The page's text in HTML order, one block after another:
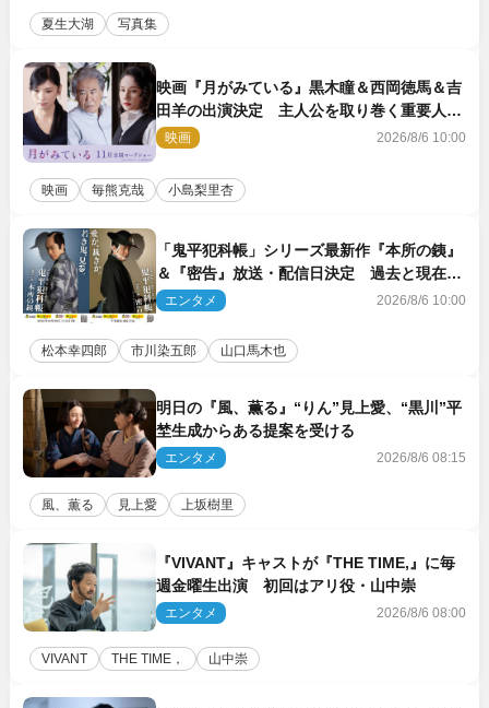
夏生大湖 写真集
映画『月がみている』黒木瞳＆西岡徳馬＆吉
田羊の出演決定 主人公を取り巻く重要人物
を演じる
映画 2026/8/6 10:00
映画 毎熊克哉 小島梨里杏
「鬼平犯科帳」シリーズ最新作『本所の銕』
＆『密告』放送・配信日決定 過去と現在が
繋がるビジュアルも解禁
エンタメ 2026/8/6 10:00
松本幸四郎 市川染五郎 山口馬木也
明日の『風、薫る』“りん”見上愛、“黒川”平
埜生成からある提案を受ける
エンタメ 2026/8/6 08:15
風、薫る 見上愛 上坂樹里
『VIVANT』キャストが『THE TIME,』に毎
週金曜生出演 初回はアリ役・山中崇
エンタメ 2026/8/6 08:00
VIVANT THE TIME， 山中崇